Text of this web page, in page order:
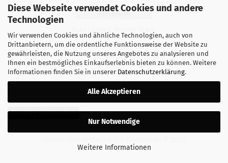
Diese Webseite verwendet Cookies und andere
Technologien
Wir verwenden Cookies und ähnliche Technologien, auch von
Drittanbietern, um die ordentliche Funktionsweise der Website zu
gewährleisten, die Nutzung unseres Angebotes zu analysieren und
Ihnen ein bestmögliches Einkaufserlebnis bieten zu können. Weitere
Informationen finden Sie in unserer Datenschutzerklärung.
Alle Akzeptieren
Nur Notwendige
Weitere Informationen
Vertrag widerrufen